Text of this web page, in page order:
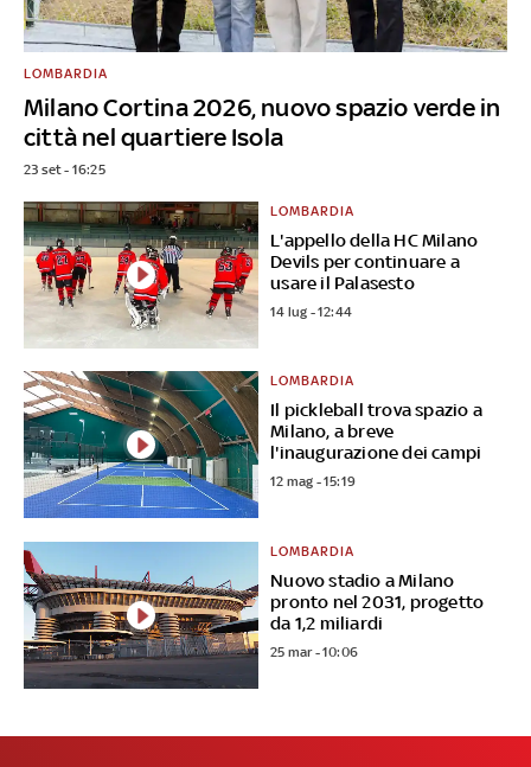
Milano Cortina 2026, nuovo spazio verde in
città nel quartiere Isola
LOMBARDIA
23 set - 16:25
L'appello della HC Milano
Devils per continuare a
usare il Palasesto
LOMBARDIA
14 lug - 12:44
Il pickleball trova spazio a
Milano, a breve
l'inaugurazione dei campi
LOMBARDIA
12 mag - 15:19
Nuovo stadio a Milano
pronto nel 2031, progetto
da 1,2 miliardi
LOMBARDIA
25 mar - 10:06